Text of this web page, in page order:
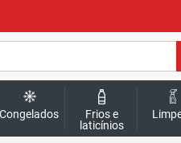
Congelados
Frios e
laticínios